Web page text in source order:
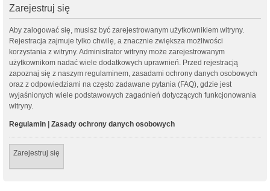
Zarejestruj się
Aby zalogować się, musisz być zarejestrowanym użytkownikiem witryny.
Rejestracja zajmuje tylko chwilę, a znacznie zwiększa możliwości
korzystania z witryny. Administrator witryny może zarejestrowanym
użytkownikom nadać wiele dodatkowych uprawnień. Przed rejestracją
zapoznaj się z naszym regulaminem, zasadami ochrony danych osobowych
oraz z odpowiedziami na często zadawane pytania (FAQ), gdzie jest
wyjaśnionych wiele podstawowych zagadnień dotyczących funkcjonowania
witryny.
Regulamin | Zasady ochrony danych osobowych
Zarejestruj się